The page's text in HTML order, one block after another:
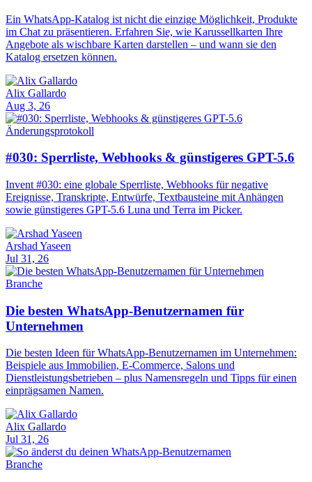
Ein WhatsApp-Katalog ist nicht die einzige Möglichkeit, Produkte
im Chat zu präsentieren. Erfahren Sie, wie Karussellkarten Ihre
Angebote als wischbare Karten darstellen – und wann sie den
Katalog ersetzen können.
Alix Gallardo
Aug 3, 26
Änderungsprotokoll
#030: Sperrliste, Webhooks & günstigeres GPT-5.6
Invent #030: eine globale Sperrliste, Webhooks für negative
Ereignisse, Transkripte, Entwürfe, Textbausteine mit Anhängen
sowie günstigeres GPT-5.6 Luna und Terra im Picker.
Arshad Yaseen
Jul 31, 26
Branche
Die besten WhatsApp-Benutzernamen für
Unternehmen
Die besten Ideen für WhatsApp-Benutzernamen im Unternehmen:
Beispiele aus Immobilien, E-Commerce, Salons und
Dienstleistungsbetrieben – plus Namensregeln und Tipps für einen
einprägsamen Namen.
Alix Gallardo
Jul 31, 26
Branche